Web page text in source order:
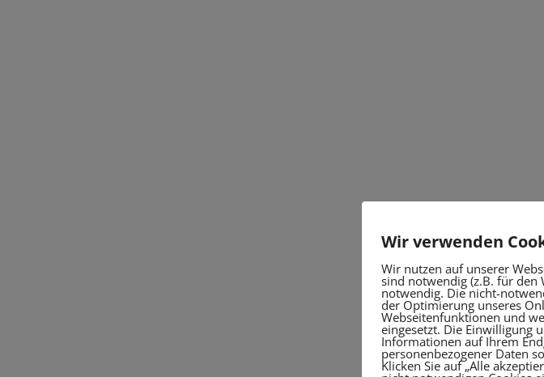
Wir verwenden
Wir nutzen auf unserer
sind notwendig (z.B. für den
notwendig. Die nicht-
der Optimierung unseres
Webseitenfunktionen und
eingesetzt. Die Einwilligung
Informationen auf Ihrem
personenbezogener Daten
Klicken Sie auf „Alle